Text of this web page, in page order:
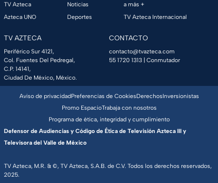
TV Azteca
Azteca UNO
Noticias
Deportes
a más +
TV Azteca Internacional
TV AZTECA
Periférico Sur 4121,
Col. Fuentes Del Pedregal,
C.P. 14141,
Ciudad De México, México.
CONTACTO
contacto@tvazteca.com
55 1720 1313 | Conmutador
TV Azteca, M.R. & ©, TV Azteca, S.A.B. de C.V. Todos los derechos reservados,
2025.
Aviso de privacidadPreferencias de CookiesDerechosInversionistas
Promo EspacioTrabaja con nosotros
Programa de ética, integridad y cumplimiento
Defensor de Audiencias y Código de Ética de Televisión Azteca III y
Televisora del Valle de México